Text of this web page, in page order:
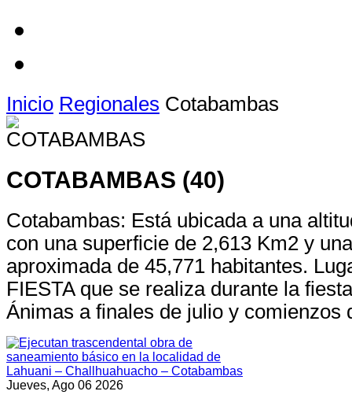
Inicio Regionales Cotabambas
COTABAMBAS (40)
Cotabambas: Está ubicada a una
con una superficie de 2,613 Km2 y
aproximada de 45,771 habitantes.
FIESTA que se realiza durante la
Ánimas a finales de julio y comienzos
Jueves, Ago 06 2026